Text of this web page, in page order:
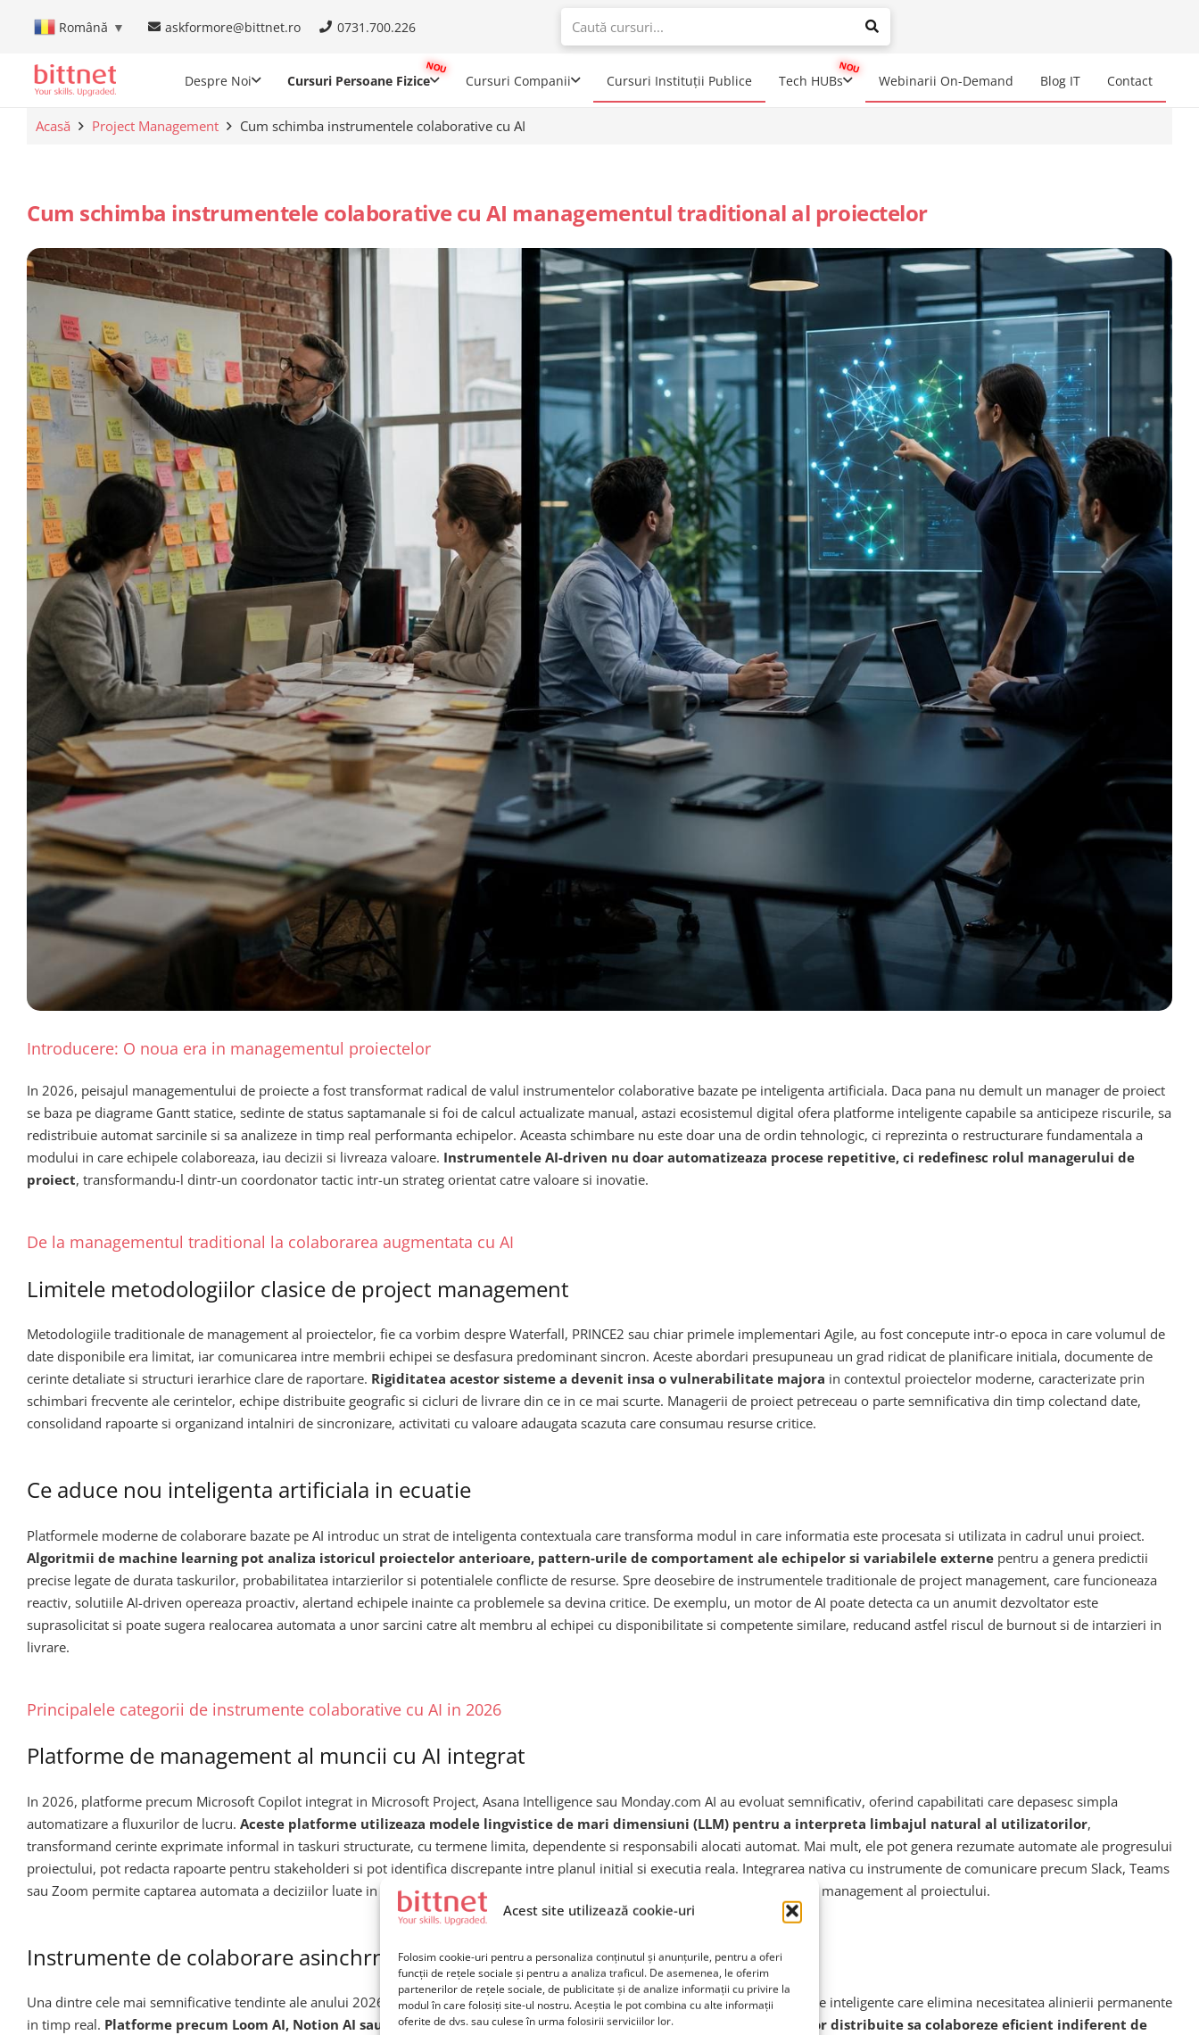
Acest site utilizează cookie-uri
Folosim cookie-uri pentru a personaliza conținutul și anunțurile, pentru a oferi
funcții de rețele sociale și pentru a analiza traficul. De asemenea, le oferim
partenerilor de rețele sociale, de publicitate și de analize informații cu privire la
modul în care folosiți site-ul nostru. Aceștia le pot combina cu alte informații
oferite de dvs. sau culese în urma folosirii serviciilor lor.
Română ▼ askformore@bittnet.ro 0731.700.226
When autocomplete results are available use up and down arrows to
Despre Noi Cursuri Persoane Fizice Cursuri Companii Cursuri Instituții Publice Tech HUBs Webinarii On-Demand Blog IT Contact
Acasă Project Management Cum schimba instrumentele colaborative cu AI
Cum schimba instrumentele colaborative cu AI managementul traditional al proiectelor
Introducere: O noua era in managementul proiectelor
In 2026, peisajul managementului de proiecte a fost transformat radical de valul instrumentelor colaborative bazate pe inteligenta artificiala. Daca pana nu demult un manager de proiect
se baza pe diagrame Gantt statice, sedinte de status saptamanale si foi de calcul actualizate manual, astazi ecosistemul digital ofera platforme inteligente capabile sa anticipeze riscurile, sa
redistribuie automat sarcinile si sa analizeze in timp real performanta echipelor. Aceasta schimbare nu este doar una de ordin tehnologic, ci reprezinta o restructurare fundamentala a
modului in care echipele colaboreaza, iau decizii si livreaza valoare. Instrumentele AI-driven nu doar automatizeaza procese repetitive, ci redefinesc rolul managerului de
proiect, transformandu-l dintr-un coordonator tactic intr-un strateg orientat catre valoare si inovatie.
De la managementul traditional la colaborarea augmentata cu AI
Limitele metodologiilor clasice de project management
Metodologiile traditionale de management al proiectelor, fie ca vorbim despre Waterfall, PRINCE2 sau chiar primele implementari Agile, au fost concepute intr-o epoca in care volumul de
date disponibile era limitat, iar comunicarea intre membrii echipei se desfasura predominant sincron. Aceste abordari presupuneau un grad ridicat de planificare initiala, documente de
cerinte detaliate si structuri ierarhice clare de raportare. Rigiditatea acestor sisteme a devenit insa o vulnerabilitate majora in contextul proiectelor moderne, caracterizate prin
schimbari frecvente ale cerintelor, echipe distribuite geografic si cicluri de livrare din ce in ce mai scurte. Managerii de proiect petreceau o parte semnificativa din timp colectand date,
consolidand rapoarte si organizand intalniri de sincronizare, activitati cu valoare adaugata scazuta care consumau resurse critice.
Ce aduce nou inteligenta artificiala in ecuatie
Platformele moderne de colaborare bazate pe AI introduc un strat de inteligenta contextuala care transforma modul in care informatia este procesata si utilizata in cadrul unui proiect.
Algoritmii de machine learning pot analiza istoricul proiectelor anterioare, pattern-urile de comportament ale echipelor si variabilele externe pentru a genera predictii
precise legate de durata taskurilor, probabilitatea intarzierilor si potentialele conflicte de resurse. Spre deosebire de instrumentele traditionale de project management, care funcioneaza
reactiv, solutiile AI-driven opereaza proactiv, alertand echipele inainte ca problemele sa devina critice. De exemplu, un motor de AI poate detecta ca un anumit dezvoltator este
suprasolicitat si poate sugera realocarea automata a unor sarcini catre alt membru al echipei cu disponibilitate si competente similare, reducand astfel riscul de burnout si de intarzieri in
livrare.
Principalele categorii de instrumente colaborative cu AI in 2026
Platforme de management al muncii cu AI integrat
In 2026, platforme precum Microsoft Copilot integrat in Microsoft Project, Asana Intelligence sau Monday.com AI au evoluat semnificativ, oferind capabilitati care depasesc simpla
automatizare a fluxurilor de lucru. Aceste platforme utilizeaza modele lingvistice de mari dimensiuni (LLM) pentru a interpreta limbajul natural al utilizatorilor,
transformand cerinte exprimate informal in taskuri structurate, cu termene limita, dependente si responsabili alocati automat. Mai mult, ele pot genera rezumate automate ale progresului
proiectului, pot redacta rapoarte pentru stakeholderi si pot identifica discrepante intre planul initial si executia reala. Integrarea nativa cu instrumente de comunicare precum Slack, Teams
sau Zoom permite captarea automata a deciziilor luate in cadrul intalnirilor si transformarea lor in actiuni concrete in sistemul de management al proiectului.
Instrumente de colaborare asinchrna augmentate cu AI
Una dintre cele mai semnificative tendinte ale anului 2026 este adoptarea masiva a colaborarii asincrone, facilitata de instrumente inteligente care elimina necesitatea alinierii permanente
in timp real. Platforme precum Loom AI, Notion AI sau Confluence cu extensii de inteligenta artificiala permit echipelor distribuite sa colaboreze eficient indiferent de